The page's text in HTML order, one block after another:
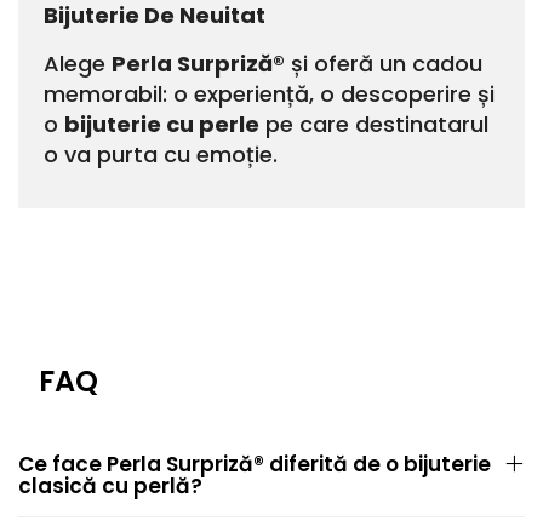
Bijuterie De Neuitat
Alege Perla Surpriză® și oferă un cadou
memorabil: o experiență, o descoperire și
o bijuterie cu perle pe care destinatarul
o va purta cu emoție.
FAQ
Ce face Perla Surpriză® diferită de o bijuterie
clasică cu perlă?